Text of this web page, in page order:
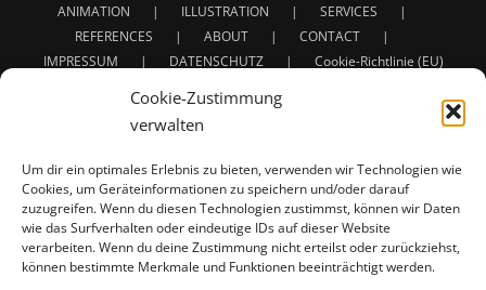
Cookie-Zustimmung
verwalten
Um dir ein optimales Erlebnis zu bieten, verwenden wir Technologien wie
Cookies, um Geräteinformationen zu speichern und/oder darauf
zuzugreifen. Wenn du diesen Technologien zustimmst, können wir Daten
wie das Surfverhalten oder eindeutige IDs auf dieser Website
verarbeiten. Wenn du deine Zustimmung nicht erteilst oder zurückziehst,
können bestimmte Merkmale und Funktionen beeinträchtigt werden.
ANIMATION ILLUSTRATION
SERVICES
REFERENCES
ABOUT
CONTACT
IMPRESSUM
DATENSCHUTZ Cookie-Richtlinie (EU)
Service: 3D Animation | Character Animation | Creature
Animation
Full project developement for: Concept - Design - Rigging